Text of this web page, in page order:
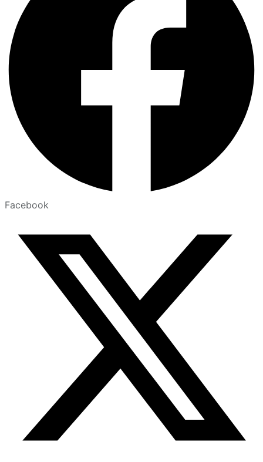
Facebook